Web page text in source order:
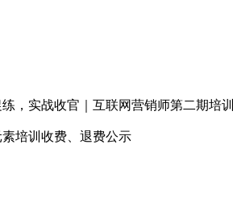
练，实战收官｜互联网营销师第二期培
培训收费、退费公示